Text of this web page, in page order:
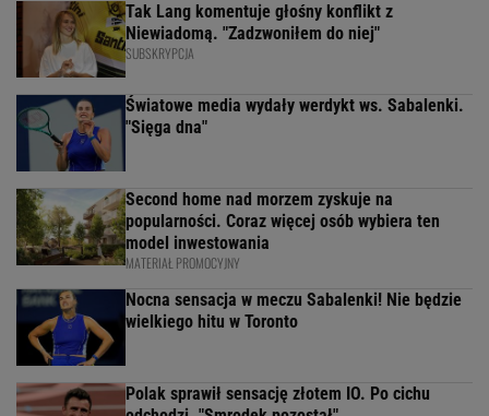
Tak Lang komentuje głośny konflikt z
Niewiadomą. "Zadzwoniłem do niej"
SUBSKRYPCJA
Światowe media wydały werdykt ws. Sabalenki.
"Sięga dna"
Second home nad morzem zyskuje na
popularności. Coraz więcej osób wybiera ten
model inwestowania
MATERIAŁ PROMOCYJNY
Nocna sensacja w meczu Sabalenki! Nie będzie
wielkiego hitu w Toronto
Polak sprawił sensację złotem IO. Po cichu